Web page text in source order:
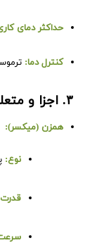
حداکثر دمای
کنترل دما:
۳. اجزا و متعلقات:
همزن (میکسر):
نوع:
قدرت